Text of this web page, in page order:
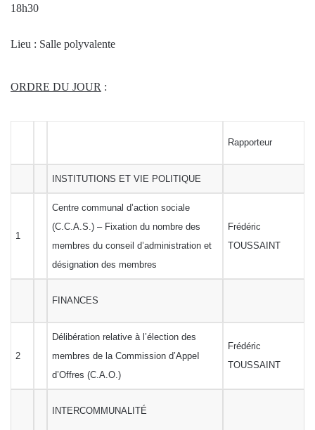
18h30
Lieu : Salle polyvalente
ORDRE DU JOUR :
Rapporteur
INSTITUTIONS ET VIE POLITIQUE
1
Centre communal d’action sociale
(C.C.A.S.) – Fixation du nombre des
membres du conseil d’administration et
désignation des membres
Frédéric
TOUSSAINT
FINANCES
2
Délibération relative à l’élection des
membres de la Commission d’AppeI
d’Offres (C.A.O.)
Frédéric
TOUSSAINT
INTERCOMMUNALITÉ